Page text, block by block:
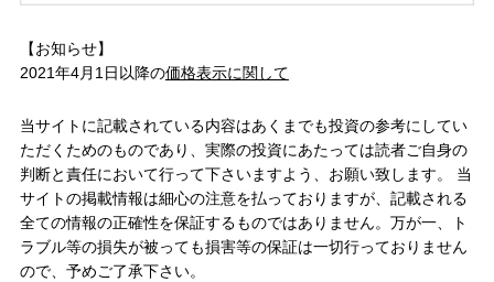
【お知らせ】
2021年4月1日以降の価格表示に関して
当サイトに記載されている内容はあくまでも投資の参考にしてい
ただくためのものであり、実際の投資にあたっては読者ご自身の
判断と責任において行って下さいますよう、お願い致します。 当
サイトの掲載情報は細心の注意を払っておりますが、記載される
全ての情報の正確性を保証するものではありません。万が一、ト
ラブル等の損失が被っても損害等の保証は一切行っておりません
ので、予めご了承下さい。